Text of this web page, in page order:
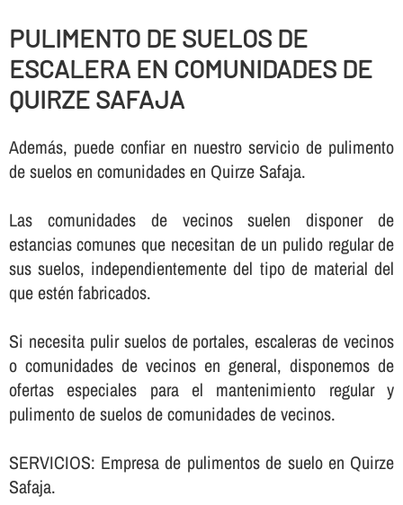
PULIMENTO DE SUELOS DE
ESCALERA EN COMUNIDADES DE
QUIRZE SAFAJA
Además, puede confiar en nuestro servicio de pulimento
de suelos en comunidades en Quirze Safaja.
Las comunidades de vecinos suelen disponer de
estancias comunes que necesitan de un pulido regular de
sus suelos, independientemente del tipo de material del
que estén fabricados.
Si necesita pulir suelos de portales, escaleras de vecinos
o comunidades de vecinos en general, disponemos de
ofertas especiales para el mantenimiento regular y
pulimento de suelos de comunidades de vecinos.
SERVICIOS: Empresa de pulimentos de suelo en Quirze
Safaja.